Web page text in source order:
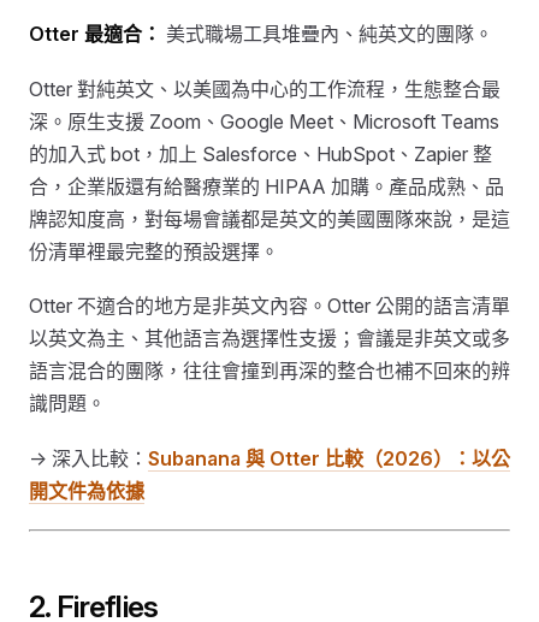
Otter 最適合： 美式職場工具堆疊內、純英文的團隊。
Otter 對純英文、以美國為中心的工作流程，生態整合最
深。原生支援 Zoom、Google Meet、Microsoft Teams
的加入式 bot，加上 Salesforce、HubSpot、Zapier 整
合，企業版還有給醫療業的 HIPAA 加購。產品成熟、品
牌認知度高，對每場會議都是英文的美國團隊來說，是這
份清單裡最完整的預設選擇。
Otter 不適合的地方是非英文內容。Otter 公開的語言清單
以英文為主、其他語言為選擇性支援；會議是非英文或多
語言混合的團隊，往往會撞到再深的整合也補不回來的辨
識問題。
→ 深入比較： Subanana 與 Otter 比較（2026）：以公
開文件為依據
2. Fireflies